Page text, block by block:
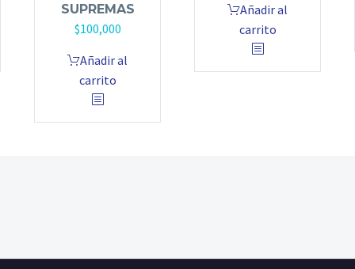
SUPREMAS
$100,000
Añadir al
carrito
Añadir al
carrito